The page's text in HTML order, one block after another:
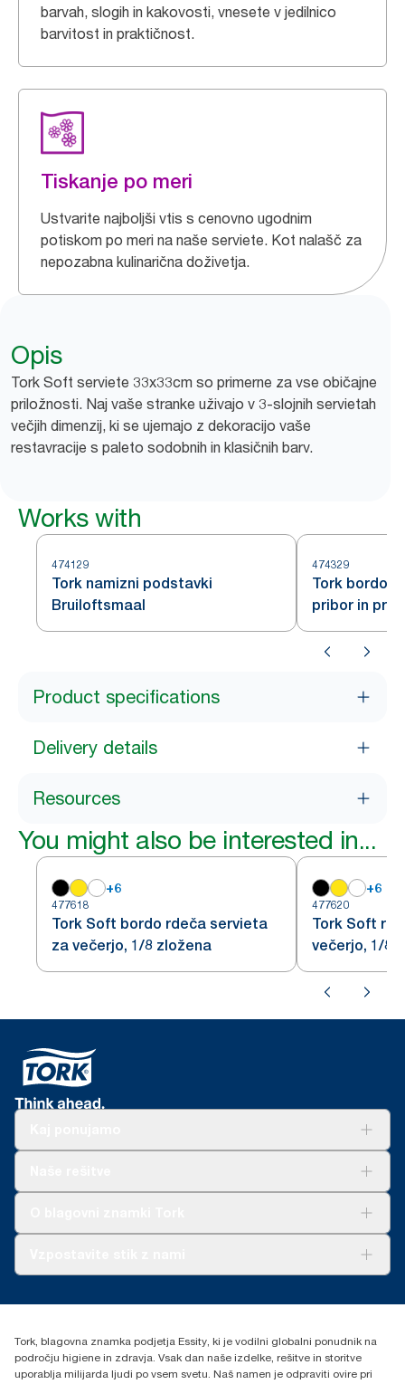
barvah, slogih in kakovosti, vnesete v jedilnico
barvitost in praktičnost.
Tiskanje po meri
Ustvarite najboljši vtis s cenovno ugodnim
potiskom po meri na naše serviete. Kot nalašč za
nepozabna kulinarična doživetja.
Opis
Tork Soft serviete 33x33cm so primerne za vse običajne
priložnosti. Naj vaše stranke uživajo v 3-slojnih servietah
večjih dimenzij, ki se ujemajo z dekoracijo vaše
restavracije s paleto sodobnih in klasičnih barv.
Works with
474129
Tork namizni podstavki
Bruiloftsmaal
474329
Tork bordo
pribor in
slonovine
Product specifications
Delivery details
Resources
You might also be interested in...
+6
477618
Tork Soft bordo rdeča servieta
za večerjo, 1/8 zložena
+6
477620
Tork Soft
večerjo, 1/8
Essity Hungary Kft. Professional Hygiene
Budakeszi út 51.
Tork, blagovna znamka podjetja Essity, ki je vodilni globalni ponudnik na
področju higiene in zdravja. Vsak dan naše izdelke, rešitve in storitve
uporablja milijarda ljudi po vsem svetu. Naš namen je odpraviti ovire pri